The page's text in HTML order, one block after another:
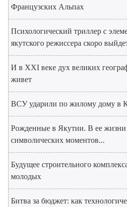
Французских Альпах
Психологический триллер с
якутского режиссера скоро
И в XXI веке дух великих
живет
ВСУ ударили по жилому дому в
Рожденные в Якутии. В ее
символических моментов...
Будущее строительного
молодых
Битва за бюджет: как